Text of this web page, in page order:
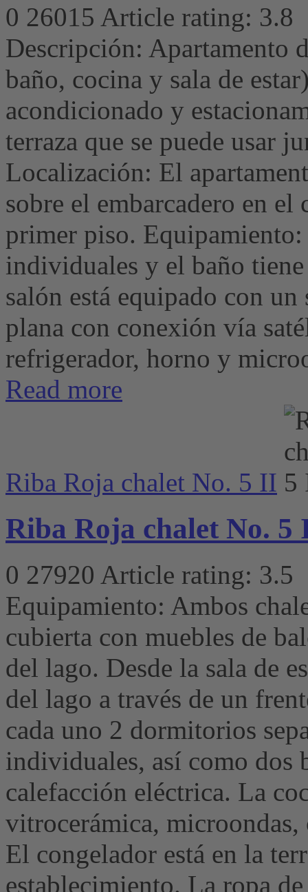
0 26015 Article rating: 3.8
Descripción: Apartamento
baño, cocina y sala de
acondicionado y
terraza que se puede usar
Localización: El
sobre el embarcadero en el
primer piso.
individuales y el baño
salón está equipado con
plana con conexión vía
refrigerador, horno y
Read more
Riba Roja chalet No. 5 II
Riba Roja chalet No. 5
0 27920 Article rating: 3.5
Equipamiento: Ambos
cubierta con muebles de
del lago. Desde la sala de
del lago a través de un
cada uno 2 dormitorios
individuales, así como dos
calefacción eléctrica. La
vitrocerámica,
El congelador está en la
establecimiento. La ropa